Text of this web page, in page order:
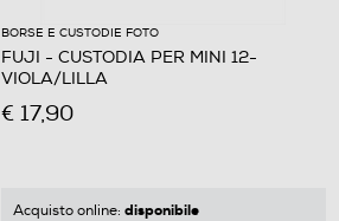
BORSE E CUSTODIE FOTO
FUJI - CUSTODIA PER MINI 12-
VIOLA/LILLA
€ 17,90
Acquisto online: disponibile